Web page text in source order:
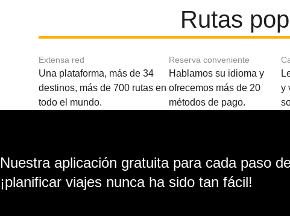
Rutas
Extensa red
Una plataforma, más de 34
destinos, más de 700 rutas en
todo el mundo.
Reserva conveniente
Hablamos su idioma y
ofrecemos más de 20
métodos de pago.
y
Nuestra aplicación gratuita para cada paso
¡planificar viajes nunca ha sido tan fácil!